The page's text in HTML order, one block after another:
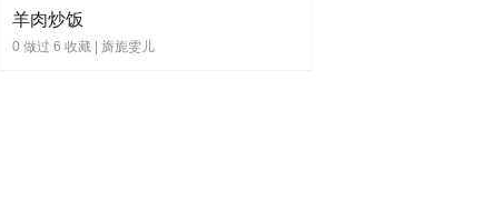
羊肉炒饭
0 做过 6 收藏 | 旖旎雯儿